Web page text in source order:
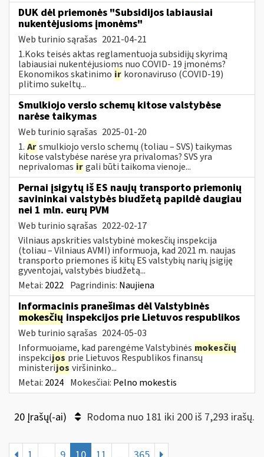
DUK dėl priemonės "Subsidijos labiausiai
nukentėjusioms įmonėms"
Web turinio sąrašas 2021-04-21
1.Koks teisės aktas reglamentuoja subsidijų skyrimą
labiausiai nukentėjusioms nuo COVID- 19 įmonėms?
Ekonomikos skatinimo ir koronaviruso (COVID-19)
plitimo sukeltų...
Smulkiojo verslo schemų kitose valstybėse
narėse taikymas
Web turinio sąrašas 2025-01-20
1. Arsmulkiojo verslo schemų (toliau – SVS) taikymas
kitose valstybėse narėse yra privalomas? SVS yra
neprivalomas irgali būti taikoma vienoje...
Pernai įsigytų iš ES naujų transporto priemonių
savininkai valstybės biudžetą papildė daugiau
nei 1 mln. eurų PVM
Web turinio sąrašas 2022-02-17
Vilniaus apskrities valstybinė mokesčių inspekcija
(toliau – Vilniaus AVMI) informuoja, kad 2021 m. naujas
transporto priemones iš kitų ES valstybių narių įsigiję
gyventojai, valstybės biudžetą...
Metai: 2022 Pagrindinis: Naujiena
Informacinis pranešimas dėl Valstybinės
mokesčių inspekcijos prie Lietuvos respublikos
Web turinio sąrašas 2024-05-03
Informuojame, kad parengėme Valstybinės mokesčių
inspekcijos prie Lietuvos Respublikos finansų
ministerijos viršininko...
Metai: 2024 Mokesčiai: Pelno mokestis
20 Įrašų(-ai) Rodoma nuo 181 iki 200 iš 7,293 irašų.